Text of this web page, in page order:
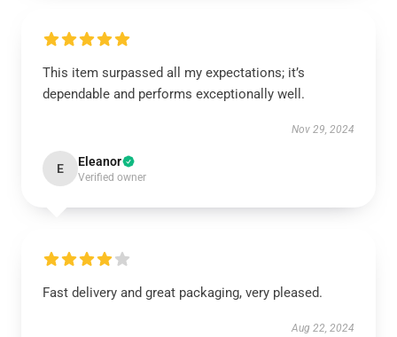
This item surpassed all my expectations; it’s
dependable and performs exceptionally well.
Nov 29, 2024
E Eleanor
Verified owner
Fast delivery and great packaging, very pleased.
Aug 22, 2024